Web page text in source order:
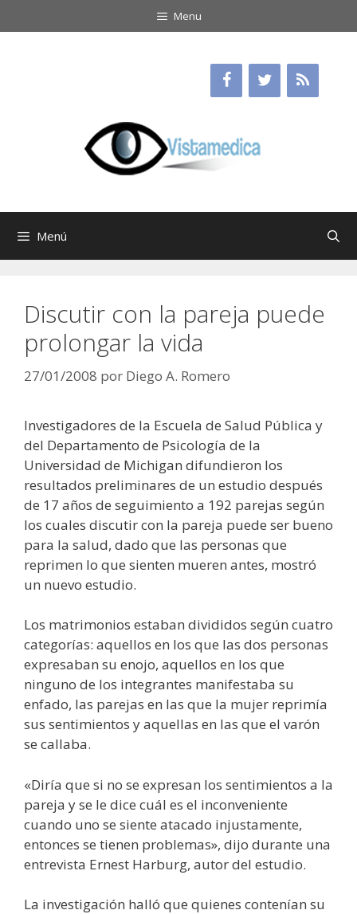
al
Menu
Menú
Discutir con la pareja puede
prolongar la vida
27/01/2008 por Diego A. Romero
Investigadores de la Escuela de Salud Pública y
del Departamento de Psicología de la
Universidad de Michigan difundieron los
resultados preliminares de un estudio después
de 17 años de seguimiento a 192 parejas según
los cuales discutir con la pareja puede ser bueno
para la salud, dado que las personas que
reprimen lo que sienten mueren antes, mostró
un nuevo estudio.
Los matrimonios estaban divididos según cuatro
categorías: aquellos en los que las dos personas
expresaban su enojo, aquellos en los que
ninguno de los integrantes manifestaba su
enfado, las parejas en las que la mujer reprimía
sus sentimientos y aquellas en las que el varón
se callaba.
«Diría que si no se expresan los sentimientos a la
pareja y se le dice cuál es el inconveniente
cuando uno se siente atacado injustamente,
entonces se tienen problemas», dijo durante una
entrevista Ernest Harburg, autor del estudio.
La investigación halló que quienes contenían su